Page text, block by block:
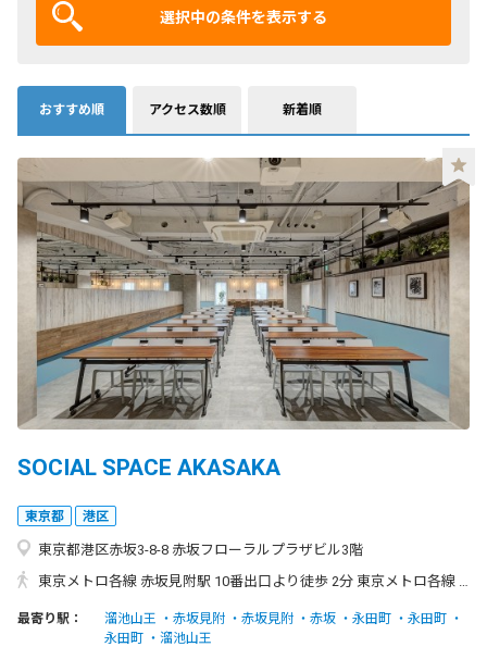
選択中の条件を表示する
おすすめ順 アクセス数順 新着順
SOCIAL SPACE AKASAKA
東京都 港区
東京都港区赤坂3-8-8 赤坂フローラルプラザビル3階
東京メトロ各線 赤坂見附駅 10番出口より徒歩 2分 東京メトロ各線 永田町駅 8番出口より徒歩 4分 東京メトロ千代田線 赤坂駅 1番出口より徒歩 4分 東京メトロ南北線 溜池山王駅 7番出口より徒歩 7分 ◆赤坂見附駅「10番出口」 からのアクセス ①エスプラナード赤坂通りを赤坂方面に道なりに進む。 ②1Fに「おむすび権兵衛」や「七宝麻辣湯」が入った赤レンガの建物が当施設です。 ※ビル入口は「七宝麻辣湯」などの飲食店が入った正面側と 「おむすび権兵衛」の左の扉から入ることが出来ます。
最寄り駅： 溜池山王 赤坂見附 赤坂見附 赤坂 永田町
永田町
永田町
溜池山王